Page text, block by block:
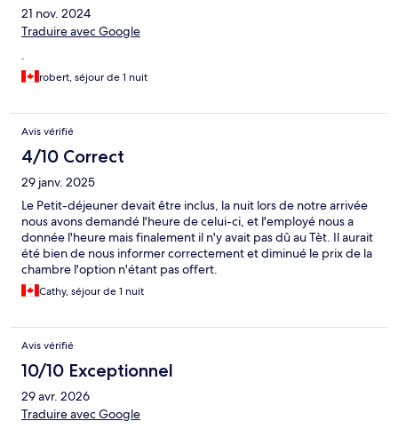
21 nov. 2024
Traduire avec Google
.
robert, séjour de 1 nuit
Avis vérifié
4/10 Correct
29 janv. 2025
Le Petit-déjeuner devait être inclus, la nuit lors de notre arrivée
nous avons demandé l'heure de celui-ci, et l'employé nous a
donnée l'heure mais finalement il n'y avait pas dû au Tèt. Il aurait
été bien de nous informer correctement et diminué le prix de la
chambre l'option n'étant pas offert.
Cathy, séjour de 1 nuit
Avis vérifié
10/10 Exceptionnel
29 avr. 2026
Traduire avec Google